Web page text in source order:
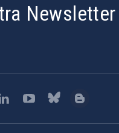
Newsletter